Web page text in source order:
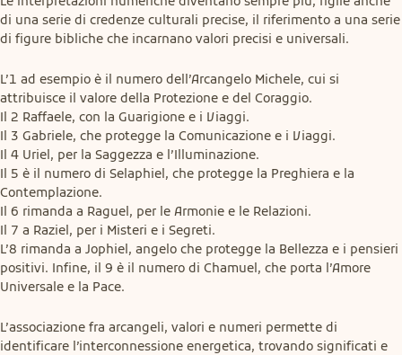
di una serie di credenze culturali precise, il riferimento a una serie
di figure bibliche che incarnano valori precisi e universali.
L’1 ad esempio è il numero dell’Arcangelo Michele, cui si
attribuisce il valore della Protezione e del Coraggio.
Il 2 Raffaele, con la Guarigione e i Viaggi.
Il 3 Gabriele, che protegge la Comunicazione e i Viaggi.
Il 4 Uriel, per la Saggezza e l’Illuminazione.
Il 5 è il numero di Selaphiel, che protegge la Preghiera e la
Contemplazione.
Il 6 rimanda a Raguel, per le Armonie e le Relazioni.
Il 7 a Raziel, per i Misteri e i Segreti.
L’8 rimanda a Jophiel, angelo che protegge la Bellezza e i pensieri
positivi. Infine, il 9 è il numero di Chamuel, che porta l’Amore
Universale e la Pace.
L’associazione fra arcangeli, valori e numeri permette di
identificare l’interconnessione energetica, trovando significati e